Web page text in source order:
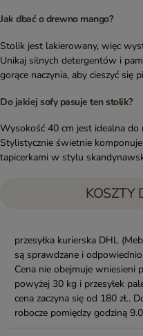
Jak dbać o drewno mango?
Stolik jest lakierowany, więc
Unikaj silnych detergentów i
gorące naczynia, aby cieszyć się
Do jakiej sofy pasuje ten stolik?
Wysokość 40 cm jest idealna
Stylistycznie świetnie
tapicerkami w stylu
KOSZTY
przesyłka kurierska DHL
są sprawdzane i odpowiednio
Cena nie obejmuje wniesieni
powyżej 30 kg i przesyłek
cena zaczyna się od 180 zł..
robocze pomiędzy godziną